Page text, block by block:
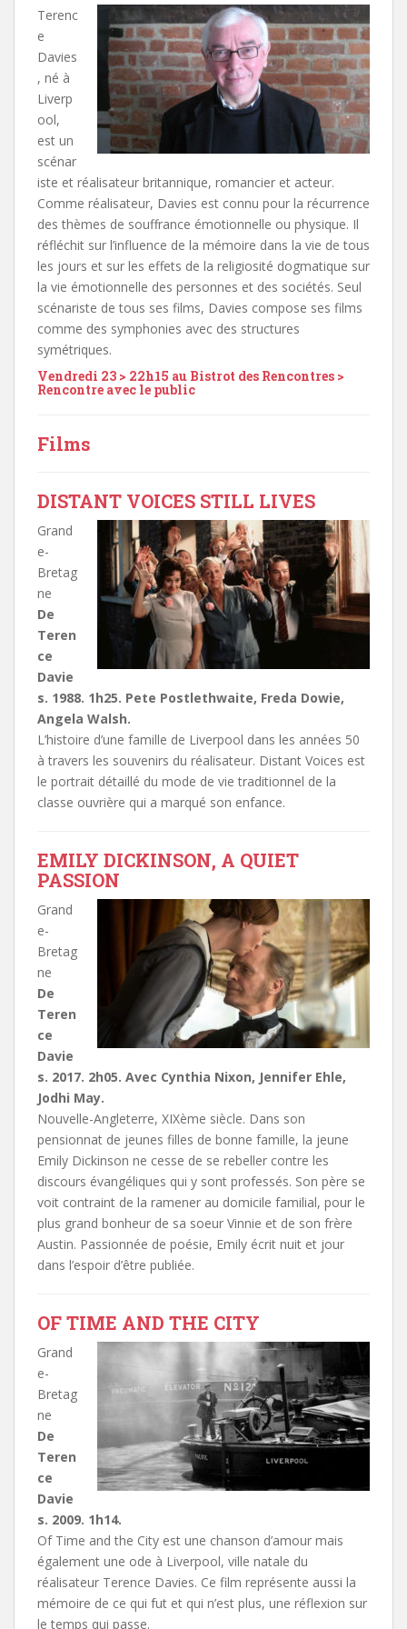
Terenc
e
Davies
, né à
Liverp
ool,
est un
scénar
iste et réalisateur britannique, romancier et acteur.
Comme réalisateur, Davies est connu pour la récurrence
des thèmes de souffrance émotionnelle ou physique. Il
réfléchit sur l’influence de la mémoire dans la vie de tous
les jours et sur les effets de la religiosité dogmatique sur
la vie émotionnelle des personnes et des sociétés. Seul
scénariste de tous ses films, Davies compose ses films
comme des symphonies avec des structures
symétriques.
Vendredi 23 > 22h15 au Bistrot des Rencontres >
Rencontre avec le public
Films
DISTANT VOICES STILL LIVES
Grand
e-
Bretag
ne
De
Teren
ce
Davie
s. 1988. 1h25. Pete Postlethwaite, Freda Dowie,
Angela Walsh.
L’histoire d’une famille de Liverpool dans les années 50
à travers les souvenirs du réalisateur. Distant Voices est
le portrait détaillé du mode de vie traditionnel de la
classe ouvrière qui a marqué son enfance.
EMILY DICKINSON, A QUIET
PASSION
Grand
e-
Bretag
ne
De
Teren
ce
Davie
s. 2017. 2h05. Avec Cynthia Nixon, Jennifer Ehle,
Jodhi May.
Nouvelle-Angleterre, XIXème siècle. Dans son
pensionnat de jeunes filles de bonne famille, la jeune
Emily Dickinson ne cesse de se rebeller contre les
discours évangéliques qui y sont professés. Son père se
voit contraint de la ramener au domicile familial, pour le
plus grand bonheur de sa soeur Vinnie et de son frère
Austin. Passionnée de poésie, Emily écrit nuit et jour
dans l’espoir d’être publiée.
OF TIME AND THE CITY
Grand
e-
Bretag
ne
De
Teren
ce
Davie
s. 2009. 1h14.
Of Time and the City est une chanson d’amour mais
également une ode à Liverpool, ville natale du
réalisateur Terence Davies. Ce film représente aussi la
mémoire de ce qui fut et qui n’est plus, une réflexion sur
le temps qui passe.